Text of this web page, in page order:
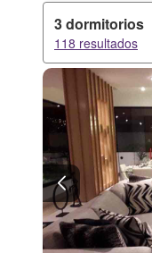
3 dormitorios
118 resultados